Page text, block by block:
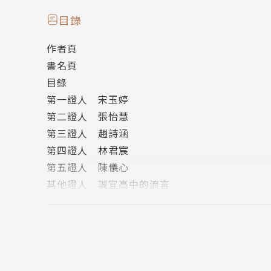
寧悅淩
天蠍座AB型。
沉靜卻瘋狂。忽冷忽熱且不受控。孤獨與人群焦慮
小說作者。編劇。塔羅占卜師。流浪者。擁有人形
腦袋裡生產荒誕念頭的速度總是快過寫字。
一雙手除了寫字以外沒有任何生活技能。
需定期靠近海水補充靈力值。喜歡梅艷芳和Cate
認為最偉大的靈魂是雌雄同體。終生信仰是自由。
www.facebook.com/hsuan.ns
目錄
作者頁
書名頁
目錄
第一證人 宋玉婷
第二證人 張怡慧
第三證人 趙詩涵
第四證人 林君宸
第五證人 陳儀心
其他證人 誠宜高中的流言